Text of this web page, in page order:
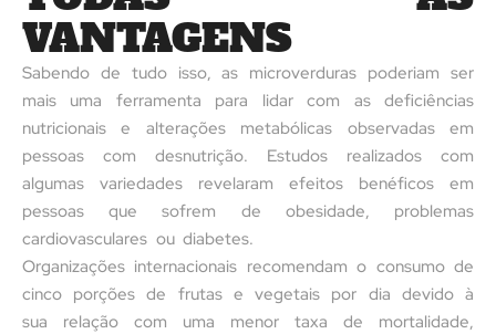
VANTAGENS
Sabendo de tudo isso, as microverduras poderiam ser
mais uma ferramenta para lidar com as deficiências
nutricionais e alterações metabólicas observadas em
pessoas com desnutrição. Estudos realizados com
algumas variedades revelaram efeitos benéficos em
pessoas que sofrem de obesidade, problemas
cardiovasculares ou diabetes.
Organizações internacionais recomendam o consumo de
cinco porções de frutas e vegetais por dia devido à
sua relação com uma menor taxa de mortalidade,